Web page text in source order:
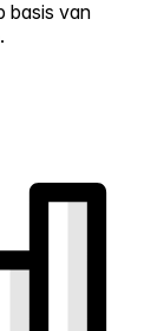
basis van